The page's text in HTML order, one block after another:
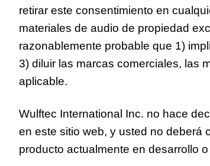
retirar este consentimiento en
materiales de audio de propiedad
razonablemente probable que 1)
3) diluir las marcas comerciales, las
aplicable.
Wulftec International Inc. no hace
en este sitio web, y usted no deberá
producto actualmente en desarrollo